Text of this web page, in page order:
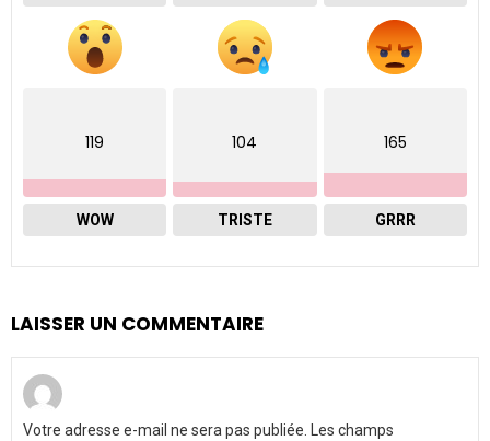
119
WOW
104
TRISTE
165
GRRR
LAISSER UN COMMENTAIRE
Votre adresse e-mail ne sera pas publiée. Les champs